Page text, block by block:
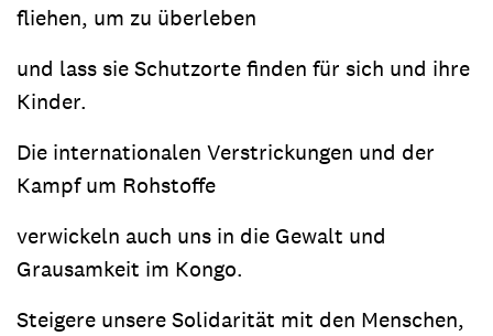
fliehen, um zu überleben
und lass sie Schutzorte finden für sich und ihre
Kinder.
Die internationalen Verstrickungen und der
Kampf um Rohstoffe
verwickeln auch uns in die Gewalt und
Grausamkeit im Kongo.
Steigere unsere Solidarität mit den Menschen,